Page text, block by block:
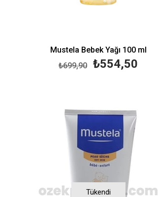
Mustela Bebek Yağı 100 ml
₺554,50
₺699,90
Tükendi